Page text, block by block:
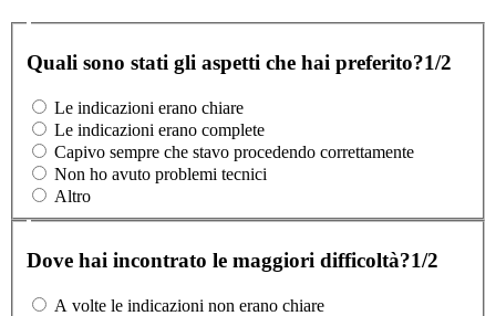
Quali sono stati gli aspetti che hai preferito?1/2
Le indicazioni erano chiare
Le indicazioni erano complete
Capivo sempre che stavo procedendo correttamente
Non ho avuto problemi tecnici
Altro
Dove hai incontrato le maggiori difficoltà?1/2
A volte le indicazioni non erano chiare